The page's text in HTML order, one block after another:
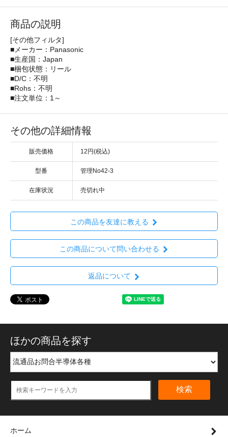
商品の説明
[その他フィルタ]
■メーカー：Panasonic
■生産国：Japan
■梱包状態：リール
■D/C：不明
■Rohs：不明
■注文単位：1～
その他の詳細情報
販売価格 12円(税込)
型番 管理No42-3
在庫状況 売切れ中
この商品を友達に教える
この商品について問い合わせる
返品について
ほかの商品を探す
検索
ホーム